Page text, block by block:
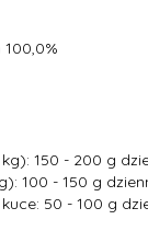
150 - 200 g
100 - 150 g
50 - 100 g